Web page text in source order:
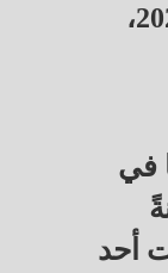
تعاملات اليوم الثلاثاء 27 مايو 2025،
في
أحد